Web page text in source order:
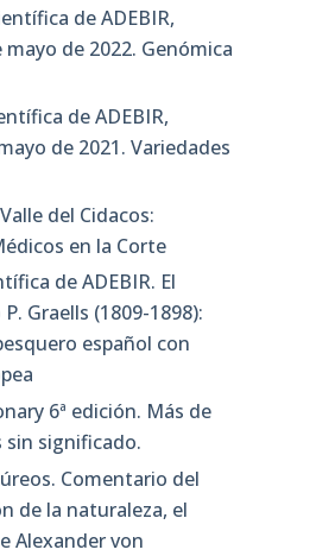
de ADEBIR,
de 2022. Genómica
de ADEBIR,
de 2021. Variedades
del Cidacos:
en la Corte
de ADEBIR. El
Graells (1809-1898):
español con
6ª edición. Más de
sin significado.
Comentario del
de la naturaleza, el
Alexander von